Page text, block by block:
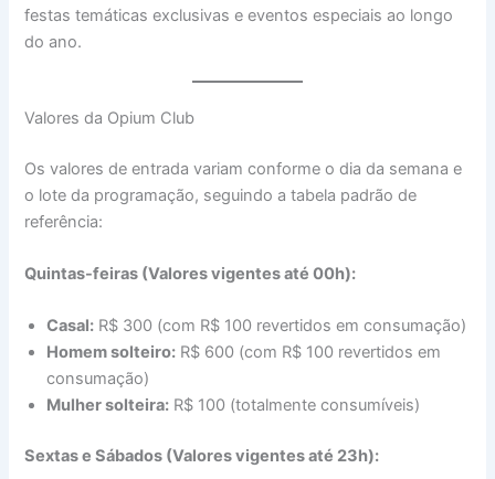
festas temáticas exclusivas e eventos especiais ao longo
do ano.
Valores da Opium Club
Os valores de entrada variam conforme o dia da semana e
o lote da programação, seguindo a tabela padrão de
referência:
Quintas-feiras (Valores vigentes até 00h):
Casal: R$ 300 (com R$ 100 revertidos em consumação)
Homem solteiro: R$ 600 (com R$ 100 revertidos em
consumação)
Mulher solteira: R$ 100 (totalmente consumíveis)
Sextas e Sábados (Valores vigentes até 23h):